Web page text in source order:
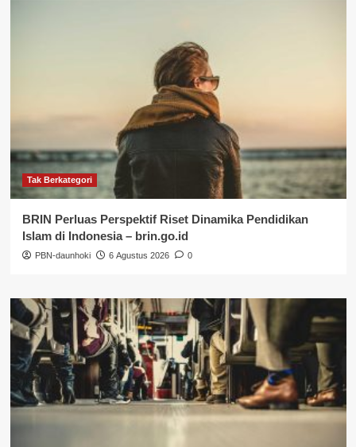
Tak Berkategori
BRIN Perluas Perspektif Riset Dinamika Pendidikan
Islam di Indonesia – brin.go.id
PBN-daunhoki 6 Agustus 2026 0